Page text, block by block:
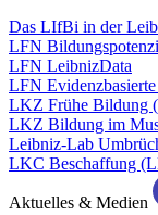
Das LIfBi in der
LFN
LFN LeibnizData
LFN
LKZ Frühe Bildung
LKZ Bildung im
Leibniz-Lab
LKC Beschaffung
Aktuelles & Medien